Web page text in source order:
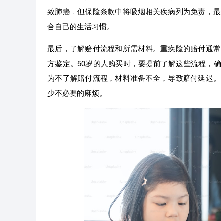
致肺癌，但保险条款中将吸烟相关疾病列为免责，
合自己的生活习惯。
最后，了解赔付流程和所需材料。重疾险的赔付通
方鉴定。50岁的人购买时，要提前了解这些流程，
为不了解赔付流程，材料准备不全，导致赔付延迟
少不必要的麻烦。